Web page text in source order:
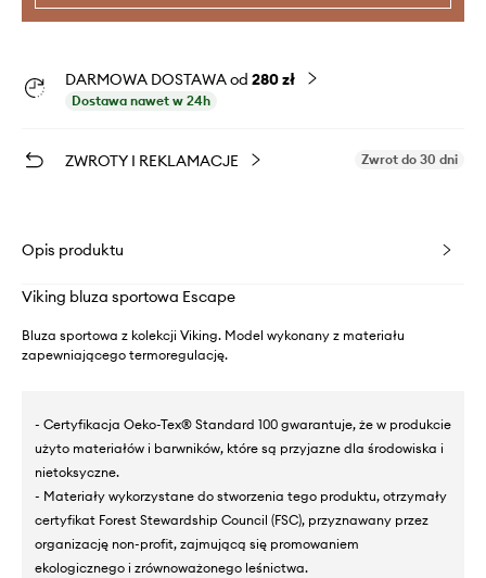
DARMOWA DOSTAWA od 280 zł
Dostawa nawet w 24h
ZWROTY I REKLAMACJE Zwrot do 30 dni
Opis produktu
Viking bluza sportowa Escape
Bluza sportowa z kolekcji Viking. Model wykonany z materiału
zapewniającego termoregulację.
- Certyfikacja Oeko-Tex® Standard 100 gwarantuje, że w produkcie
użyto materiałów i barwników, które są przyjazne dla środowiska i
nietoksyczne.
- Materiały wykorzystane do stworzenia tego produktu, otrzymały
certyfikat Forest Stewardship Council (FSC), przyznawany przez
organizację non-profit, zajmującą się promowaniem
ekologicznego i zrównoważonego leśnictwa.